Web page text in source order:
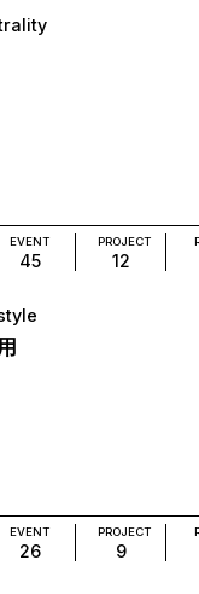
EVENT
45
PROJECT
12
EVENT
26
PROJECT
9